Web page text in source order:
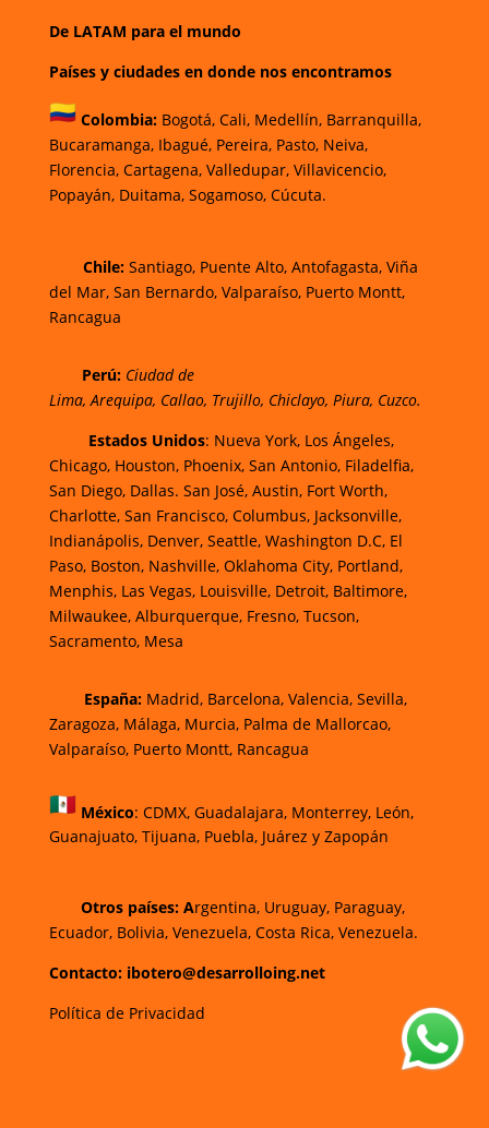
De LATAM para el mundo
Países y ciudades en donde nos encontramos
Colombia: Bogotá,Cali, Medellín, Barranquilla,
Bucaramanga,Ibagué,Pereira,Pasto, Neiva,
Florencia, Cartagena, Valledupar, Villavicencio,
Popayán, Duitama, Sogamoso, Cúcuta.
Chile:Santiago, Puente Alto, Antofagasta, Viña
del Mar, San Bernardo, Valparaíso, Puerto Montt,
Rancagua
Perú: Ciudad de
Lima, Arequipa, Callao, Trujillo, Chiclayo, Piura, Cuzco.
Estados Unidos: Nueva York, Los Ángeles,
Chicago, Houston, Phoenix, San Antonio, Filadelfia,
San Diego, Dallas. San José, Austin, Fort Worth,
Charlotte, San Francisco, Columbus, Jacksonville,
Indianápolis, Denver, Seattle, Washington D.C, El
Paso, Boston, Nashville, Oklahoma City, Portland,
Menphis, Las Vegas, Louisville, Detroit, Baltimore,
Milwaukee, Alburquerque, Fresno, Tucson,
Sacramento, Mesa
España: Madrid, Barcelona, Valencia, Sevilla,
Zaragoza, Málaga, Murcia, Palma de Mallorcao,
Valparaíso, Puerto Montt, Rancagua
México: CDMX, Guadalajara, Monterrey, León,
Guanajuato, Tijuana, Puebla, Juárez y Zapopán
Otros países: Argentina, Uruguay, Paraguay,
Ecuador, Bolivia, Venezuela, Costa Rica, Venezuela.
Contacto: ibotero@desarrolloing.net
Política de Privacidad
w